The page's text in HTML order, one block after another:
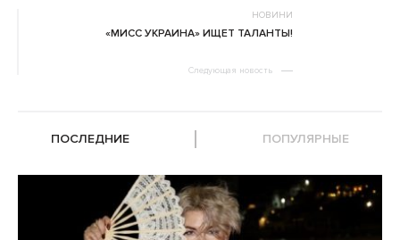
НОВИНИ
«МИСС УКРАИНА» ИЩЕТ ТАЛАНТЫ!
Следующая новость
ПОСЛЕДНИЕ ПОПУЛЯРНЫЕ